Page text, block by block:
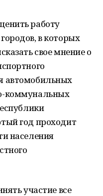
работу
в которых
свое мнение о
автомобильных
коммунальных
год проходит
населения
участие все